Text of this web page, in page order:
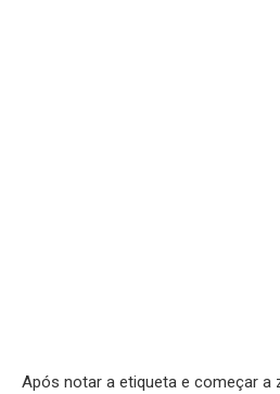
Após notar a etiqueta e começar a